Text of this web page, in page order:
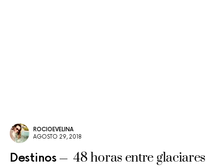
ROCIOEVELINA
AGOSTO 29, 2018
Destinos 48 horas entre glaciares